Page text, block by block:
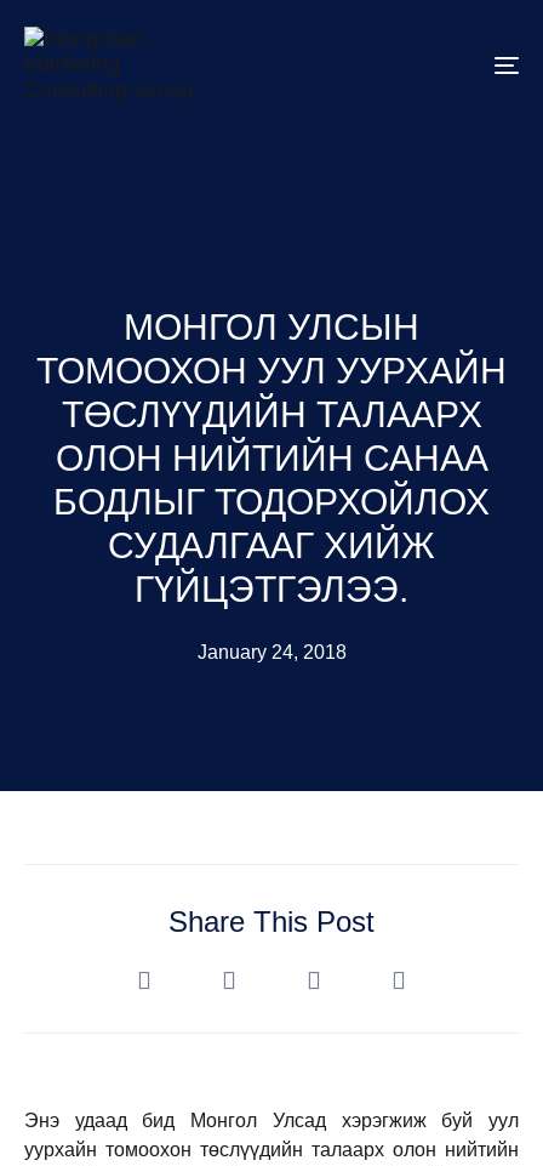
МОНГОЛ УЛСЫН
ТОМООХОН УУЛ УУРХАЙН
ТӨСЛҮҮДИЙН ТАЛААРХ
ОЛОН НИЙТИЙН САНАА
БОДЛЫГ ТОДОРХОЙЛОХ
СУДАЛГААГ ХИЙЖ
ГҮЙЦЭТГЭЛЭЭ.
January 24, 2018
Share This Post
Энэ удаад бид Монгол Улсад хэрэгжиж буй уул
уурхайн томоохон төслүүдийн талаарх олон нийтийн